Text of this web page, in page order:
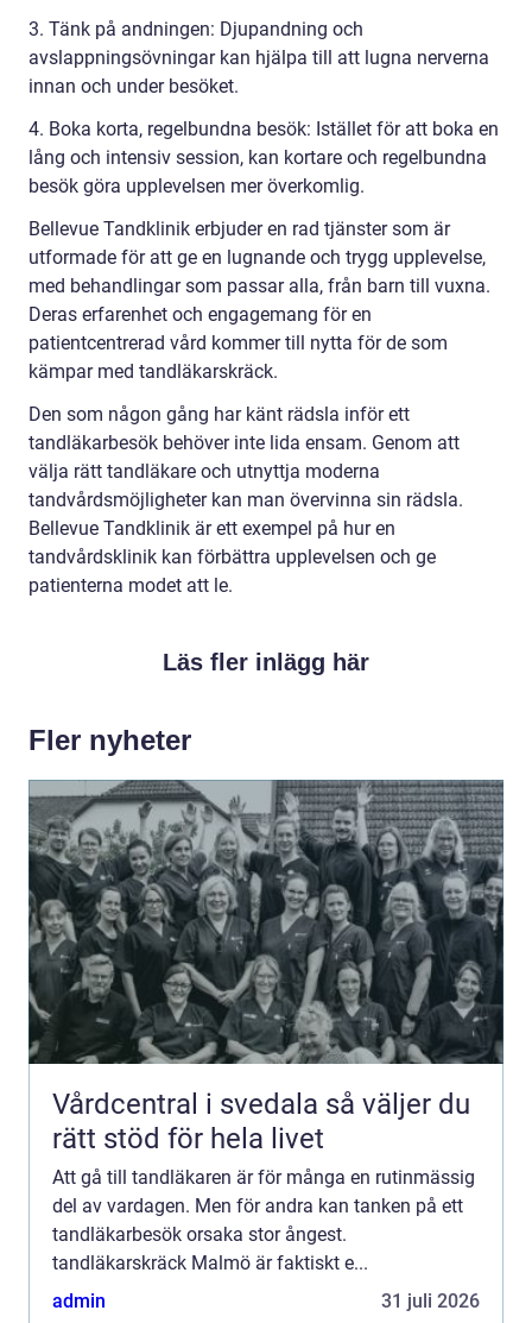
3. Tänk på andningen: Djupandning och
avslappningsövningar kan hjälpa till att lugna nerverna
innan och under besöket.
4. Boka korta, regelbundna besök: Istället för att boka en
lång och intensiv session, kan kortare och regelbundna
besök göra upplevelsen mer överkomlig.
Bellevue Tandklinik erbjuder en rad tjänster som är
utformade för att ge en lugnande och trygg upplevelse,
med behandlingar som passar alla, från barn till vuxna.
Deras erfarenhet och engagemang för en
patientcentrerad vård kommer till nytta för de som
kämpar med tandläkarskräck.
Den som någon gång har känt rädsla inför ett
tandläkarbesök behöver inte lida ensam. Genom att
välja rätt tandläkare och utnyttja moderna
tandvårdsmöjligheter kan man övervinna sin rädsla.
Bellevue Tandklinik är ett exempel på hur en
tandvårdsklinik kan förbättra upplevelsen och ge
patienterna modet att le.
Läs fler inlägg här
Fler nyheter
Vårdcentral i svedala så väljer du
rätt stöd för hela livet
Att gå till tandläkaren är för många en rutinmässig
del av vardagen. Men för andra kan tanken på ett
tandläkarbesök orsaka stor ångest.
tandläkarskräck Malmö är faktiskt e...
admin
31 juli 2026